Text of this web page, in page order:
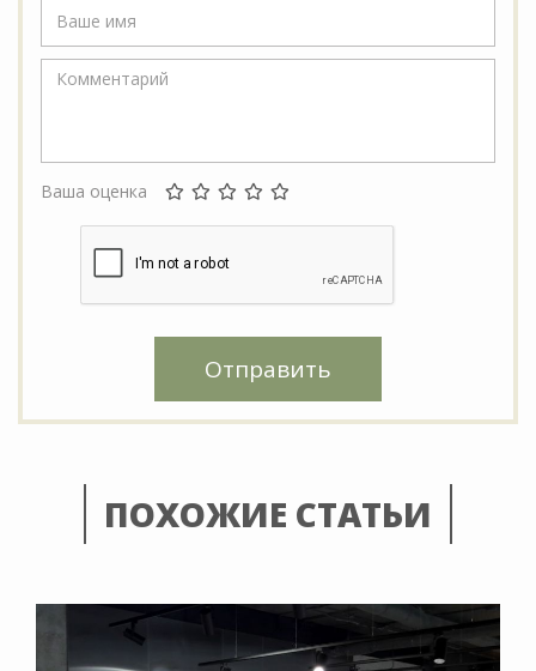
Ваша оценка
Отправить
ПОХОЖИЕ СТАТЬИ